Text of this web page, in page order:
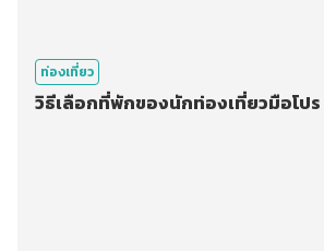
ท่องเที่ยว
วิธีเลือกที่พักของนักท่องเที่ยวมือโปร